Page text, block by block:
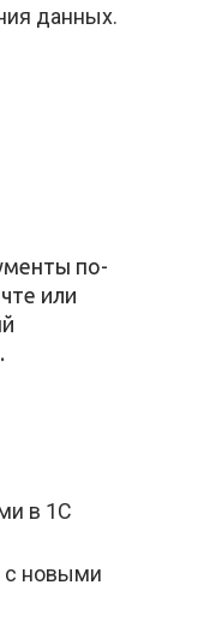
данных.
по-
или
в 1С
с новыми